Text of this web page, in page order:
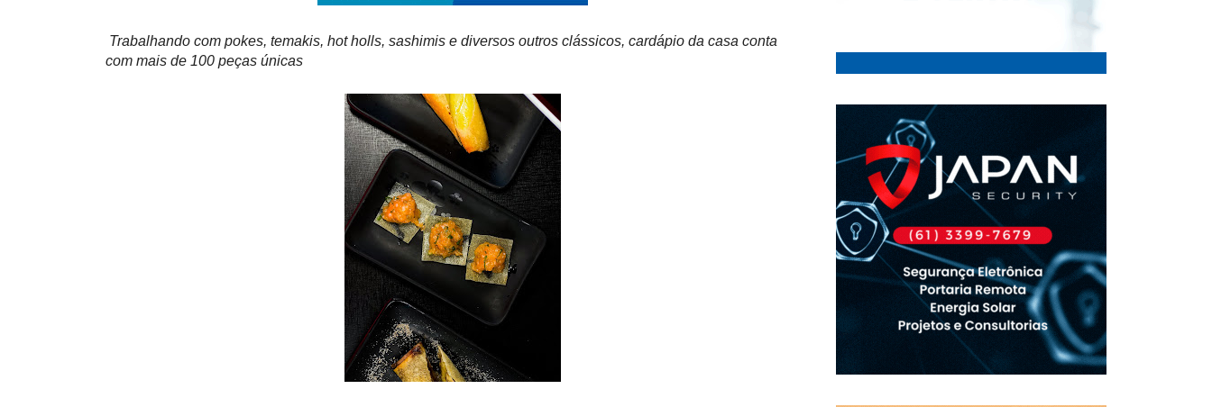
Trabalhando com pokes, temakis, hot holls, sashimis e diversos outros clássicos, cardápio da casa conta
com mais de 100 peças únicas